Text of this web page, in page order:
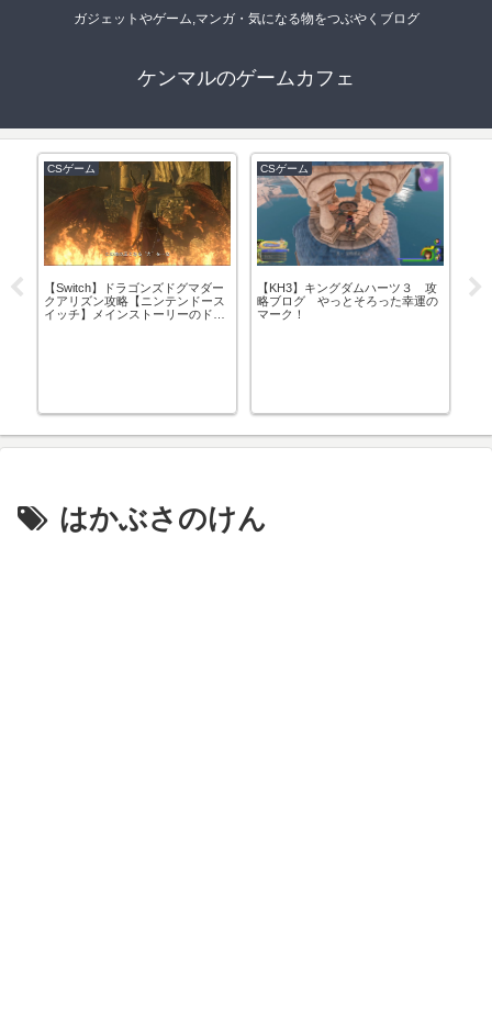
ガジェットやゲーム,マンガ・気になる物をつぶやくブログ
ケンマルのゲームカフェ
CSゲーム
【Switch】ドラゴンズドグマダー
クアリズン攻略【ニンテンドース
イッチ】メインストーリーのドラ
CSゲーム
【KH3】キングダムハーツ３ 攻
略ブログ やっとそろった幸運の
マーク！
コ
はかぶさのけん